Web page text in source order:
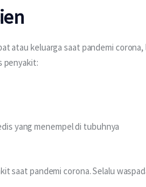
atau keluarga saat pandemi corona,
penyakit:
yang menempel di tubuhnya
saat pandemi corona. Selalu